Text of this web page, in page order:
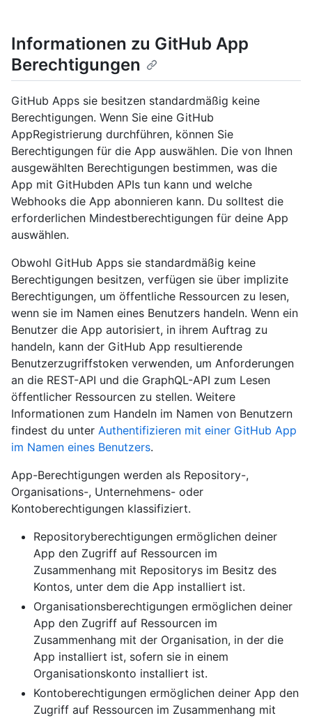
Informationen zu GitHub App
Berechtigungen
GitHub Apps sie besitzen standardmäßig keine
Berechtigungen. Wenn Sie eine GitHub
AppRegistrierung durchführen, können Sie
Berechtigungen für die App auswählen. Die von Ihnen
ausgewählten Berechtigungen bestimmen, was die
App mit GitHubden APIs tun kann und welche
Webhooks die App abonnieren kann. Du solltest die
erforderlichen Mindestberechtigungen für deine App
auswählen.
Obwohl GitHub Apps sie standardmäßig keine
Berechtigungen besitzen, verfügen sie über implizite
Berechtigungen, um öffentliche Ressourcen zu lesen,
wenn sie im Namen eines Benutzers handeln. Wenn ein
Benutzer die App autorisiert, in ihrem Auftrag zu
handeln, kann der GitHub App resultierende
Benutzerzugriffstoken verwenden, um Anforderungen
an die REST-API und die GraphQL-API zum Lesen
öffentlicher Ressourcen zu stellen. Weitere
Informationen zum Handeln im Namen von Benutzern
findest du unter Authentifizieren mit einer GitHub App
im Namen eines Benutzers.
App-Berechtigungen werden als Repository-,
Organisations-, Unternehmens- oder
Kontoberechtigungen klassifiziert.
Repositoryberechtigungen ermöglichen deiner
App den Zugriff auf Ressourcen im
Zusammenhang mit Repositorys im Besitz des
Kontos, unter dem die App installiert ist.
Organisationsberechtigungen ermöglichen deiner
App den Zugriff auf Ressourcen im
Zusammenhang mit der Organisation, in der die
App installiert ist, sofern sie in einem
Organisationskonto installiert ist.
Kontoberechtigungen ermöglichen deiner App den
Zugriff auf Ressourcen im Zusammenhang mit